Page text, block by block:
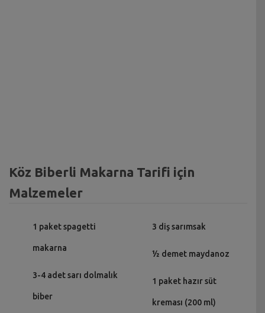
Köz Biberli Makarna Tarifi için
Malzemeler
1 paket spagetti
makarna
3-4 adet sarı dolmalık
biber
3 diş sarımsak
½ demet maydanoz
1 paket hazır süt
kreması (200 ml)